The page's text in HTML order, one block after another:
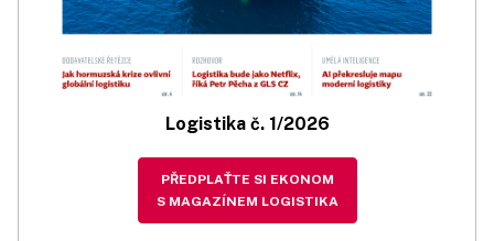
Logistika č. 1/2026
PŘEDPLAŤTE SI EKONOM
S MAGAZÍNEM LOGISTIKA